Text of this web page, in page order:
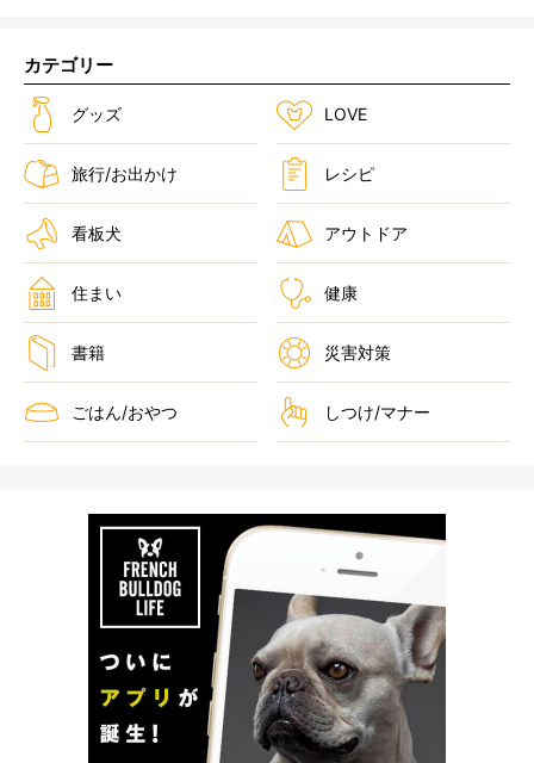
カテゴリー
グッズ LOVE
旅行/お出かけ レシピ
看板犬 アウトドア
住まい 健康
書籍 災害対策
ごはん/おやつ しつけ/マナー